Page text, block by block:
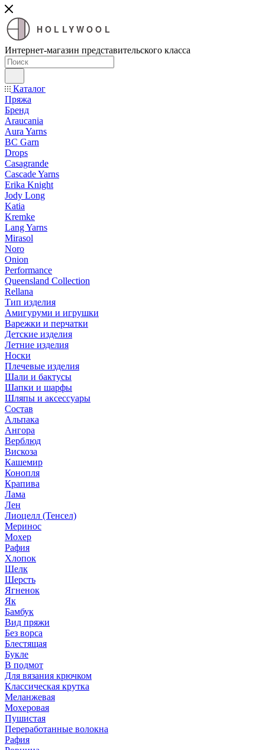
HOLLYWOOL
Интернет-магазин представительского класса
Каталог
Пряжа
Бренд
Araucania
Aura Yarns
BC Garn
Drops
Casagrande
Cascade Yarns
Erika Knight
Jody Long
Katia
Kremke
Lang Yarns
Mirasol
Noro
Onion
Performance
Queensland Collection
Rellana
Тип изделия
Амигуруми и игрушки
Варежки и перчатки
Детские изделия
Летние изделия
Носки
Плечевые изделия
Шали и бактусы
Шапки и шарфы
Шляпы и аксессуары
Состав
Альпака
Ангора
Верблюд
Вискоза
Кашемир
Конопля
Крапива
Лама
Лен
Лиоцелл (Тенсел)
Меринос
Мохер
Рафия
Хлопок
Шелк
Шерсть
Ягненок
Як
Бамбук
Вид пряжи
Без ворса
Блестящая
Букле
В подмот
Для вязания крючком
Классическая крутка
Меланжевая
Мохеровая
Пушистая
Переработанные волокна
Рафия